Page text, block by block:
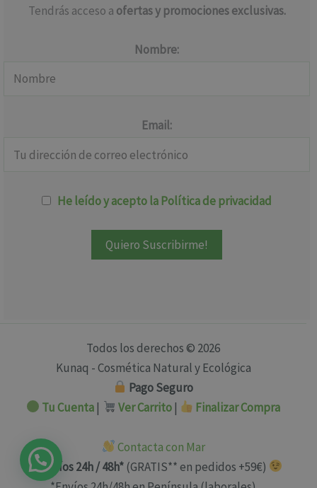
Tendrás acceso a ofertas y promociones exclusivas.
Nombre:
Email:
He leído y acepto la Política de privacidad
Todos los derechos © 2026
Kunaq - Cosmética Natural y Ecológica
Pago Seguro
Tu Cuenta| Ver Carrito| Finalizar Compra
Contacta con Mar
Envíos 24h / 48h*(GRATIS** en pedidos +59€)